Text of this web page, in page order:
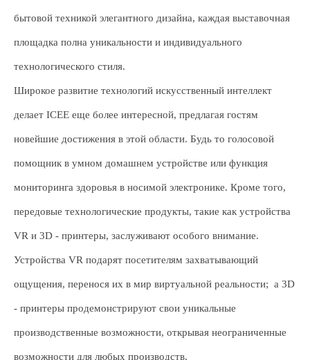
бытовой техникой элегантного дизайна, каждая выставочная
площадка полна уникальности и индивидуального
технологического стиля.
Широкое развитие технологий искусственный интеллект
делает ICEE еще более интересной, предлагая гостям
новейшие достижения в этой области. Будь то голосовой
помощник в умном домашнем устройстве или функция
мониторинга здоровья в носимой электронике. Кроме того,
передовые технологические продукты, такие как устройства
VR и 3D - принтеры, заслуживают особого внимание.
Устройства VR подарят посетителям захватывающий
ощущения, перенося их в мир виртуальной реальности; а 3D
- принтеры продемонстрируют свои уникальные
производственные возможности, открывая неограниченные
возможности для любых производств.